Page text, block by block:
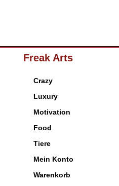
Freak Arts
Crazy
Luxury
Motivation
Food
Tiere
Mein Konto
Warenkorb